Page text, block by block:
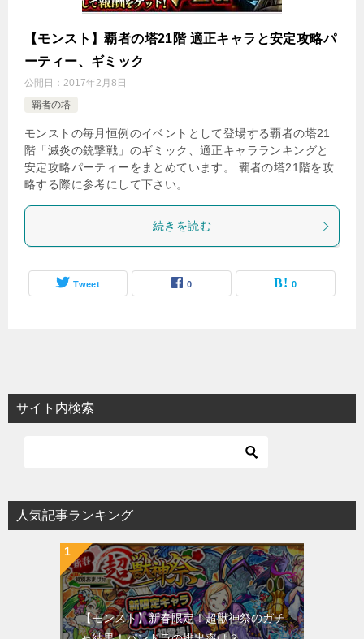
【モンスト】覇者の塔21階 適正キャラと安定攻略パ
ーティー、ギミック
公開日： 2017年2月8日
覇者の塔
モンストの毎月恒例のイベントとして登場する覇者の塔21
階「滅炎の銃撃戦」のギミック、適正キャラランキングと
安定攻略パーティーをまとめています。 覇者の塔21階を攻
略する際に参考にして下さい。
続きを読む
Tweet 0 0
サイト内検索
人気記事ランキング
【モンスト】新春限定！超獣神祭のガチ